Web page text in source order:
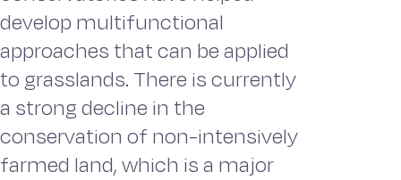
develop multifunctional
approaches that can be applied
to grasslands. There is currently
a strong decline in the
conservation of non-intensively
farmed land, which is a major